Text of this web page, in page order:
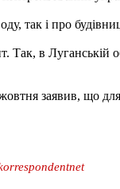
так і про
в Луганській
заявив, що для